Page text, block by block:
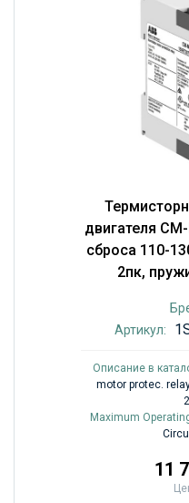
двигателя
сброса 110-
2пк,
Артикул:
Описание в
motor protec.
Maximum
11